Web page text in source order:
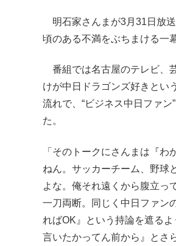
明石家さんまが3月31日放
頃のある不満をぶちまける一
番組では名古屋のテレビ、
けが中日ドラゴンズ好きとい
流れで、“ビジネス中日ファ
た。
「そのトークにさんまは『
ねん。サッカーチーム、野球
よな。俺それ遠くから腹立っ
一刀両断。同じく中日ファン
ればOK』という持論を遮る
言いたかってん前から』とさ